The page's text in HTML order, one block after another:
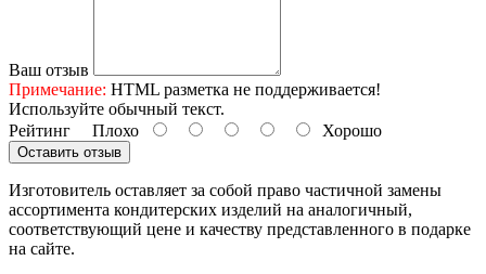
Ваш отзыв
Примечание: HTML разметка не поддерживается!
Используйте обычный текст.
Рейтинг Плохо Хорошо
Оставить отзыв
Изготовитель оставляет за собой право частичной замены
ассортимента кондитерских изделий на аналогичный,
соответствующий цене и качеству представленного в подарке
на сайте.